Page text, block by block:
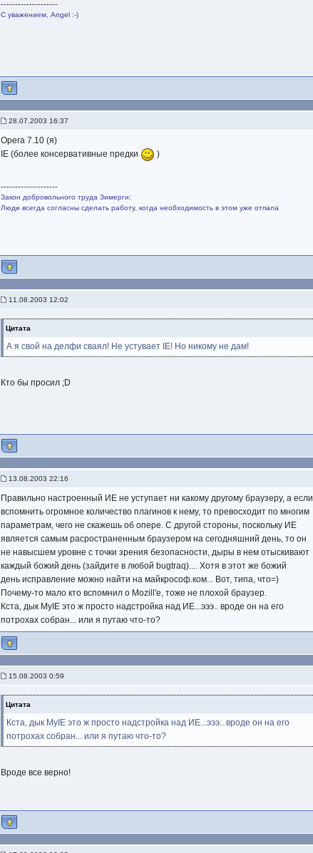
--------------------
С уважением, Angel :-)
28.07.2003 16:37
Opera 7.10 (я)
IE (более консервативные предки
)
--------------------
Закон добровольного труда Зимерги:
Люди всегда согласны сделать работу, когда необходимость в этом уже отпала
11.08.2003 12:02
Цитата
А я свой на делфи сваял! Не устувает IE! Но никому не дам!
Кто бы просил ;D
13.08.2003 22:16
Правильно настроенный ИЕ не уступает ни какому другому браузеру, а если
вспомнить огромное количество плагинов к нему, то превосходит по многим
параметрам, чего не скажешь об опере. С другой стороны, поскольку ИЕ
является самым расространенным браузером на сегодняшний день, то он
не навысшем уровне с точки зрения безопасности, дыры в нем отыскивают
каждый божий день (зайдите в любой bugtraq).... Хотя в этот же божий
день исправление можно найти на майкрософ.ком... Вот, типа, что=)
Почему-то мало кто вспомнил о Mozill'е, тоже не плохой браузер.
Кста, дык MyIE это ж просто надстройка над ИЕ...эээ.. вроде он на его
потрохах собран... или я путаю что-то?
15.08.2003 0:59
Цитата
Кста, дык MyIE это ж просто надстройка над ИЕ...эээ.. вроде он на его
потрохах собран... или я путаю что-то?
Вроде все верно!